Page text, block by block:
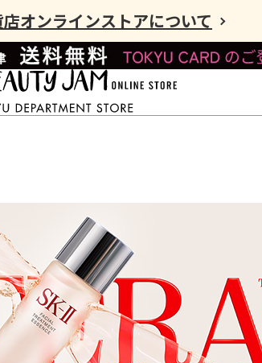
オンラインストアについて